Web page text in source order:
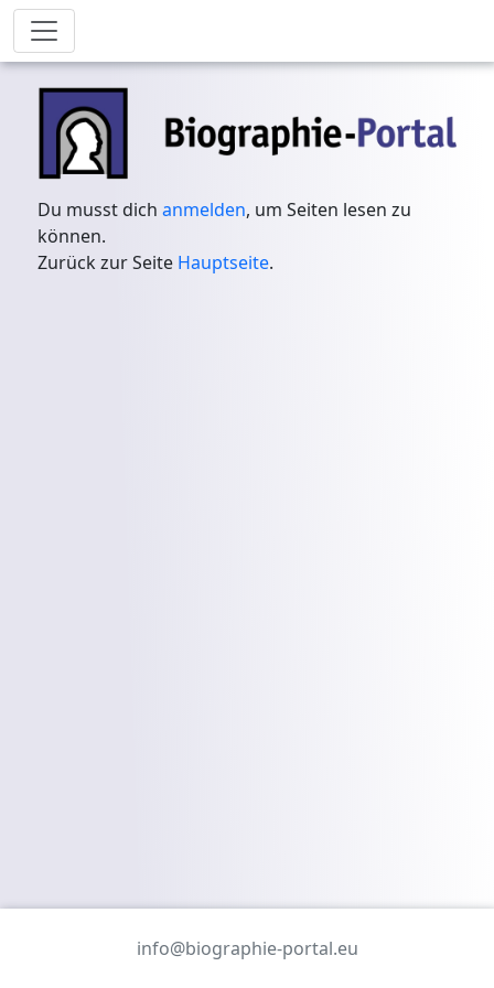
Du musst dichanmelden, um Seiten lesen zu
können.
Zurück zur Seite Hauptseite.
info@biographie-portal.eu